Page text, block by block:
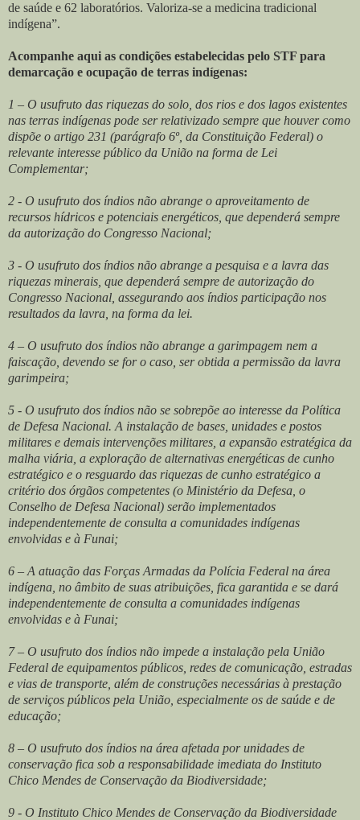
de saúde e 62 laboratórios. Valoriza-se a medicina tradicional
indígena”.
Acompanhe aqui as condições estabelecidas pelo STF para
demarcação e ocupação de terras indígenas:
1 – O usufruto das riquezas do solo, dos rios e dos lagos existentes
nas terras indígenas pode ser relativizado sempre que houver como
dispõe o artigo 231 (parágrafo 6º, da Constituição Federal) o
relevante interesse público da União na forma de Lei
Complementar;
2 - O usufruto dos índios não abrange o aproveitamento de
recursos hídricos e potenciais energéticos, que dependerá sempre
da autorização do Congresso Nacional;
3 - O usufruto dos índios não abrange a pesquisa e a lavra das
riquezas minerais, que dependerá sempre de autorização do
Congresso Nacional, assegurando aos índios participação nos
resultados da lavra, na forma da lei.
4 – O usufruto dos índios não abrange a garimpagem nem a
faiscação, devendo se for o caso, ser obtida a permissão da lavra
garimpeira;
5 - O usufruto dos índios não se sobrepõe ao interesse da Política
de Defesa Nacional. A instalação de bases, unidades e postos
militares e demais intervenções militares, a expansão estratégica da
malha viária, a exploração de alternativas energéticas de cunho
estratégico e o resguardo das riquezas de cunho estratégico a
critério dos órgãos competentes (o Ministério da Defesa, o
Conselho de Defesa Nacional) serão implementados
independentemente de consulta a comunidades indígenas
envolvidas e à Funai;
6 – A atuação das Forças Armadas da Polícia Federal na área
indígena, no âmbito de suas atribuições, fica garantida e se dará
independentemente de consulta a comunidades indígenas
envolvidas e à Funai;
7 – O usufruto dos índios não impede a instalação pela União
Federal de equipamentos públicos, redes de comunicação, estradas
e vias de transporte, além de construções necessárias à prestação
de serviços públicos pela União, especialmente os de saúde e de
educação;
8 – O usufruto dos índios na área afetada por unidades de
conservação fica sob a responsabilidade imediata do Instituto
Chico Mendes de Conservação da Biodiversidade;
9 - O Instituto Chico Mendes de Conservação da Biodiversidade